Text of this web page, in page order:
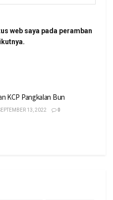
web saya pada peramban
KCP Pangkalan Bun
13, 2022 0